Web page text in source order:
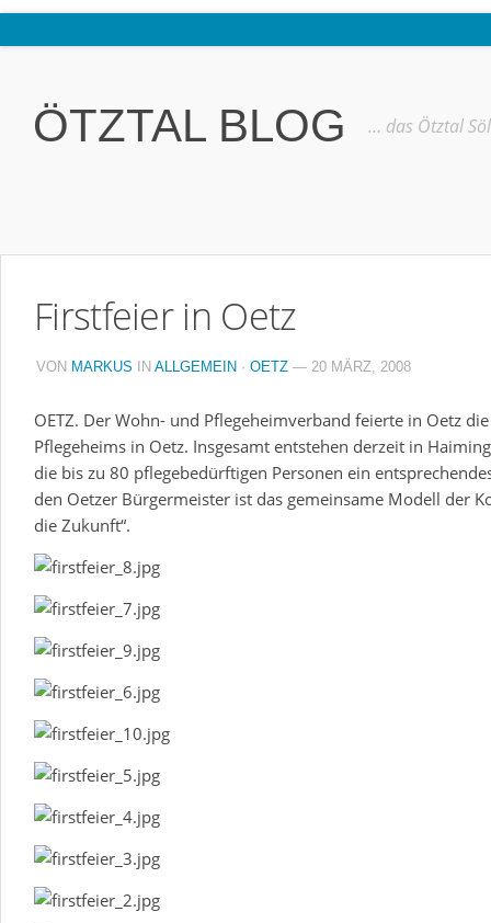
Ötztal
Interviews
Kostenloser Bustransfer ins Gletscherskigebiet von Sölden
Datenschutzerklärung
ÖTZTAL BLOG … das Ötztal
Firstfeier in Oetz
VON MARKUS IN ALLGEMEIN · OETZ — 20 MÄRZ, 2008
OETZ. Der Wohn- und Pflegeheimverband feierte in Oetz
Pflegeheims in Oetz. Insgesamt entstehen derzeit in
die bis zu 80 pflegebedürftigen Personen ein
den Oetzer Bürgermeister ist das gemeinsame Modell der
die Zukunft“.